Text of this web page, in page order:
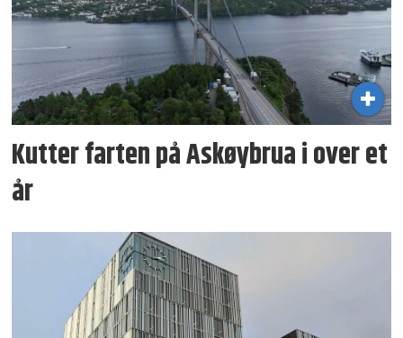
Kutter farten på Askøybrua i over et
år